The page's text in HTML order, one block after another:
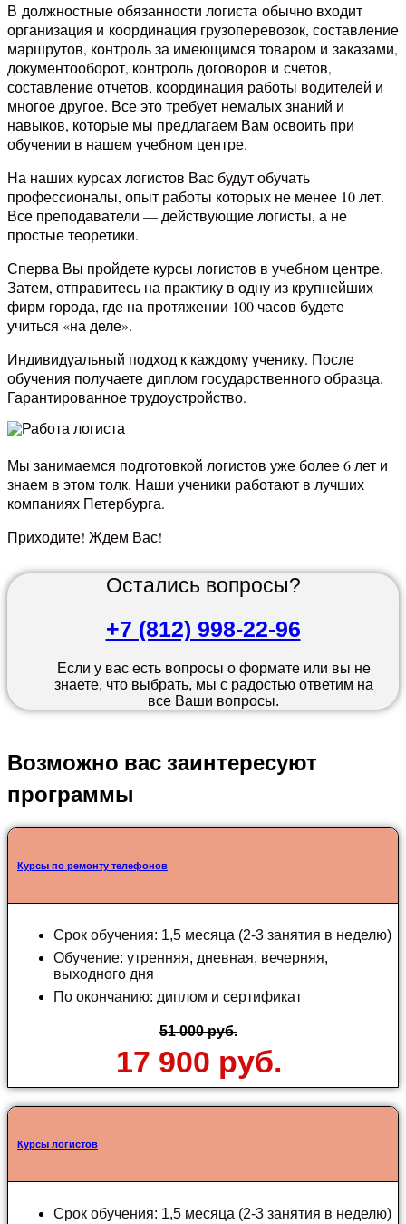
В должностные обязанности логиста обычно входит
организация и координация грузоперевозок, составление
маршрутов, контроль за имеющимся товаром и заказами,
документооборот, контроль договоров и счетов,
составление отчетов, координация работы водителей и
многое другое. Все это требует немалых знаний и
навыков, которые мы предлагаем Вам освоить при
обучении в нашем учебном центре.
На наших курсах логистов Вас будут обучать
профессионалы, опыт работы которых не менее 10 лет.
Все преподаватели — действующие логисты, а не
простые теоретики.
Сперва Вы пройдете курсы логистов в учебном центре.
Затем, отправитесь на практику в одну из крупнейших
фирм города, где на протяжении 100 часов будете
учиться «на деле».
Индивидуальный подход к каждому ученику. После
обучения получаете диплом государственного образца.
Гарантированное трудоустройство.
Мы занимаемся подготовкой логистов уже более 6 лет и
знаем в этом толк. Наши ученики работают в лучших
компаниях Петербурга.
Приходите! Ждем Вас!
Остались вопросы?
+7 (812) 998-22-96
Если у вас есть вопросы о формате или вы не
знаете, что выбрать, мы с радостью ответим на
все Ваши вопросы.
Возможно вас заинтересуют
программы
Курсы по ремонту телефонов
Срок обучения: 1,5 месяца (2-3 занятия в неделю)
Обучение: утренняя, дневная, вечерняя,
выходного дня
По окончанию: диплом и сертификат
51 000 руб.
17 900 руб.
Курсы логистов
Срок обучения: 1,5 месяца (2-3 занятия в неделю)